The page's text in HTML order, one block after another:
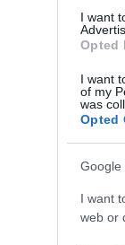
I want
Opted
I want
of my
was
Opted
Google
I want
web or